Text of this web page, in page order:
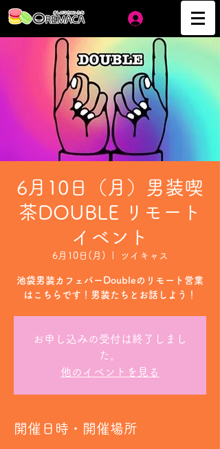
6月10日（月）男装喫
茶DOUBLE リモート
イベント
6月10日(月) ツイキャス
池袋男装カフェバーDoubleのリモート営業
はこちらです！男装たちとお話しよう！
お申し込みの受付は終了しまし
た。
他のイベントを見る
開催日時・開催場所